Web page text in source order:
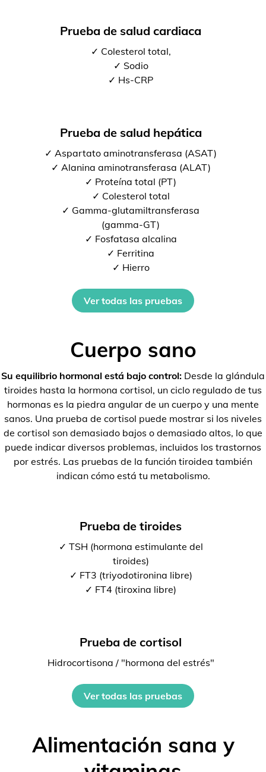
Prueba de salud cardiaca
✓ Colesterol total,
✓ Sodio
✓ Hs-CRP
Prueba de salud hepática
✓ Aspartato aminotransferasa (ASAT)
✓ Alanina aminotransferasa (ALAT)
✓ Proteína total (PT)
✓ Colesterol total
✓ Gamma-glutamiltransferasa
(gamma-GT)
✓ Fosfatasa alcalina
✓ Ferritina
✓ Hierro
Ver todas las pruebas
Cuerpo sano
Su equilibrio hormonal está bajo control: Desde la glándula
tiroides hasta la hormona cortisol, un ciclo regulado de tus
hormonas es la piedra angular de un cuerpo y una mente
sanos. Una prueba de cortisol puede mostrar si los niveles
de cortisol son demasiado bajos o demasiado altos, lo que
puede indicar diversos problemas, incluidos los trastornos
por estrés. Las pruebas de la función tiroidea también
indican cómo está tu metabolismo.
Prueba de tiroides
✓ TSH (hormona estimulante del
tiroides)
✓ FT3 (triyodotironina libre)
✓ FT4 (tiroxina libre)
Prueba de cortisol
Hidrocortisona / "hormona del estrés"
Ver todas las pruebas
Alimentación sana y